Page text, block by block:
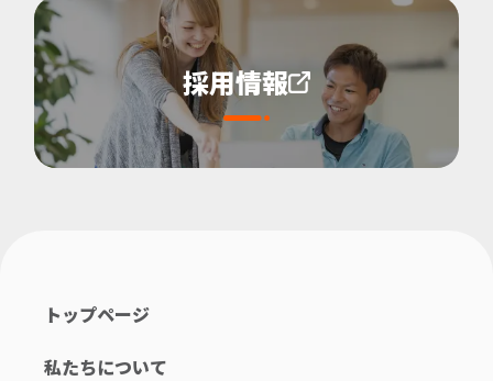
採用情報
トップページ
私たちについて